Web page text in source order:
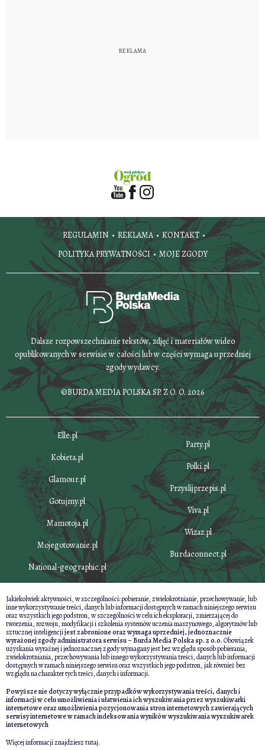
REGULAMIN REKLAMA
KONTAKT
POLITYKA PRYWATNOŚCI
MOJE ZGODY
Dalsze rozpowszechnianie tekstów, zdjęć i materiałów wideo
opublikowanych w serwisie w całości lub w części wymaga uprzedniej
zgody wydawcy.
©BURDA MEDIA POLSKA SP. Z O. O. 2026
Elle.pl
Kobieta.pl
Glamour.pl
Gotujmy.pl
Mamotoja.pl
Mojegotowanie.pl
National-geographic.pl
Party.pl
Polki.pl
Przyslijprzepis.pl
Viva.pl
Wizaz.pl
Burdaconnect.pl
Jakiekolwiek aktywności, w szczególności: pobieranie, zwielokrotnianie, przechowywanie, lub
inne wykorzystywanie treści, danych lub informacji dostępnych w ramach niniejszego serwisu
oraz wszystkich jego podstron, w szczególności w celu ich eksploracji, zmierzającej do
tworzenia, rozwoju, modyfikacji i szkolenia systemów uczenia maszynowego, algorytmów lub
sztucznej inteligencjijest zabronione oraz wymaga uprzedniej, jednoznacznie
wyrażonej zgody administratora serwisu – Burda Media Polska sp. z o.o.Obowiązek
uzyskania wyraźnej i jednoznacznej zgody wymagany jest bez względu sposób pobierania,
zwielokrotniania, przechowywania lub innego wykorzystywania treści, danych lub informacji
dostępnych w ramach niniejszego serwisu oraz wszystkich jego podstron, jak również bez
względu na charakter tych treści, danych i informacji.
Powyższe nie dotyczy wyłącznie przypadków wykorzystywania treści, danych i
informacji w celu umożliwienia i ułatwienia ich wyszukiwania przez wyszukiwarki
internetowe oraz umożliwienia pozycjonowania stron internetowych zawierających
serwisy internetowe w ramach indeksowania wyników wyszukiwania wyszukiwarek
internetowych
Więcej informacji znajdziesztutaj.